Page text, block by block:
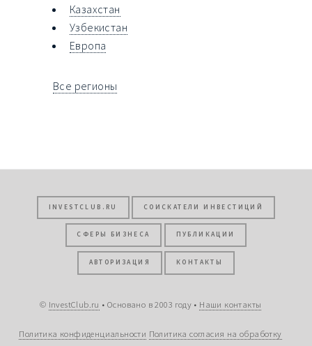
Казахстан
Узбекистан
Европа
Все регионы
INVESTCLUB.RU СОИСКАТЕЛИ ИНВЕСТИЦИЙ
СФЕРЫ БИЗНЕСА ПУБЛИКАЦИИ
АВТОРИЗАЦИЯ КОНТАКТЫ
© InvestClub.ru • Основано в 2003 году • Наши контакты
Политика конфиденциальности Политика согласия на обработку